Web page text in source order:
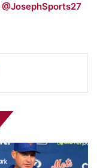
@JosephSports27